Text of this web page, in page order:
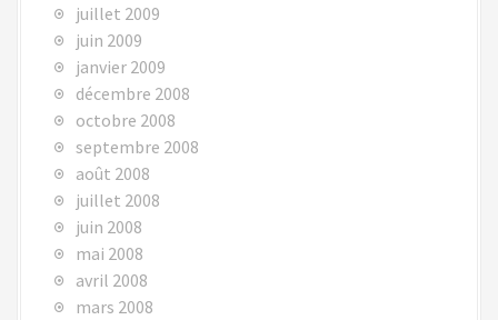
juillet 2009
juin 2009
janvier 2009
décembre 2008
octobre 2008
septembre 2008
août 2008
juillet 2008
juin 2008
mai 2008
avril 2008
mars 2008